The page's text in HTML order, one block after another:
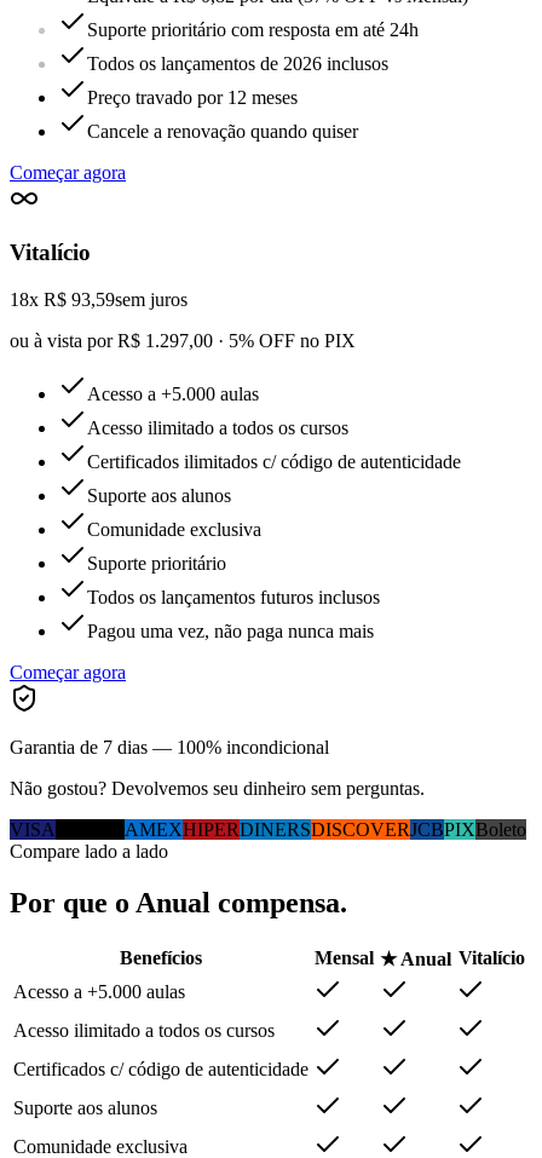
Suporte prioritário com resposta em até 24h
Todos os lançamentos de 2026 inclusos
Preço travado por 12 meses
Cancele a renovação quando quiser
Começar agora
Vitalício
18x R$ 93,59sem juros
ou à vista por R$ 1.297,00 · 5% OFF no PIX
Acesso a +5.000 aulas
Acesso ilimitado a todos os cursos
Certificados ilimitados c/ código de autenticidade
Suporte aos alunos
Comunidade exclusiva
Suporte prioritário
Todos os lançamentos futuros inclusos
Pagou uma vez, não paga nunca mais
Começar agora
Garantia de 7 dias — 100% incondicional
Não gostou? Devolvemos seu dinheiro sem perguntas.
VISA
AMEXHIPERDINERSDISCOVERJCBPIXBoleto
Compare lado a lado
Por que o Anual compensa.
Benefícios Mensal ★ Anual Vitalício
Acesso a +5.000 aulas
Acesso ilimitado a todos os cursos
Certificados c/ código de autenticidade
Suporte aos alunos
Comunidade exclusiva